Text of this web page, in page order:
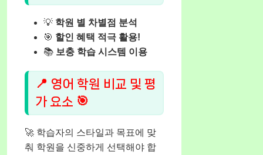
💡 학원 별 차별점 분석
🎯 할인 혜택 적극 활용!
📚 보충 학습 시스템 이용
📍 영어 학원 비교 및 평
가 요소 🎯
🚀 학습자의 스타일과 목표에 맞
춰 학원을 신중하게 선택해야 합